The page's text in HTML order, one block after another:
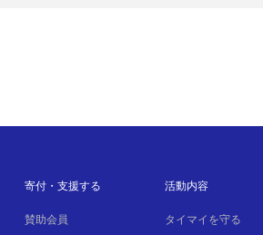
寄付・支援する
賛助会員
活動内容
タイマイを守る